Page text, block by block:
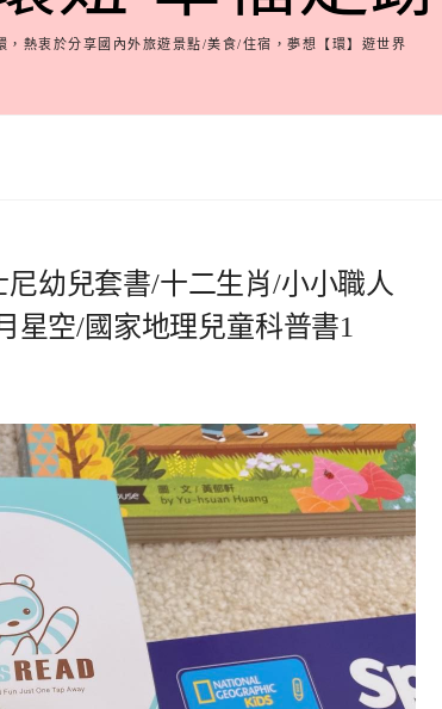
，熱衷於分享國內外旅遊景點/美食/住宿，夢想【環】遊世界
尼幼兒套書/十二生肖/小小職人
星空/國家地理兒童科普書1